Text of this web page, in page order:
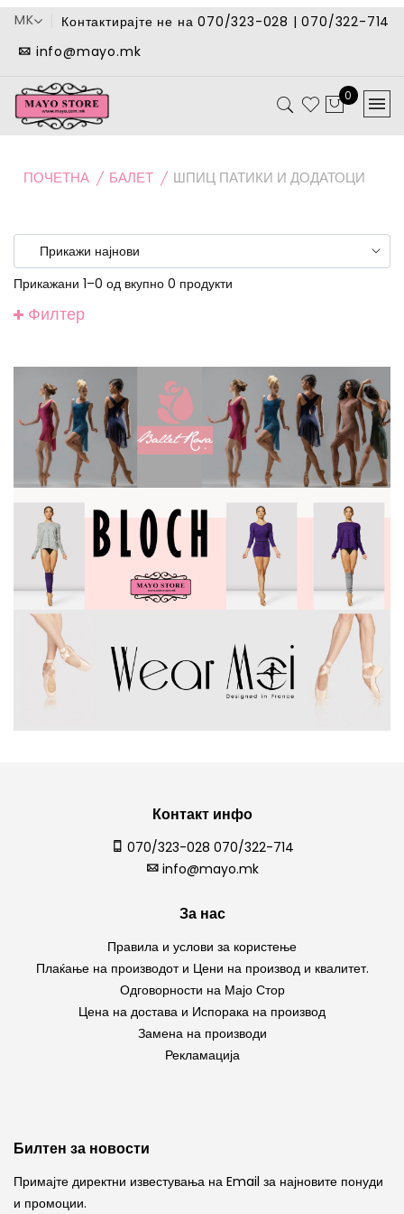
MK
Контактирајте не на 070/323-028 | 070/322-714
info@mayo.mk
0
ПОЧЕТНА БАЛЕТ ШПИЦ ПАТИКИ И ДОДАТОЦИ
Прикажани 1–0 од вкупно 0 продукти
Филтер
Контакт инфо
070/323-028 070/322-714
info@mayo.mk
За нас
Правила и услови за користење
Плаќање на производот и Цени на производ и квалитет.
Одговорности на Мајо Стор
Цена на достава и Испорака на производ
Замена на производи
Рекламација
Билтен за новости
Примајте директни известувања на Email за најновите понуди
и промоции.